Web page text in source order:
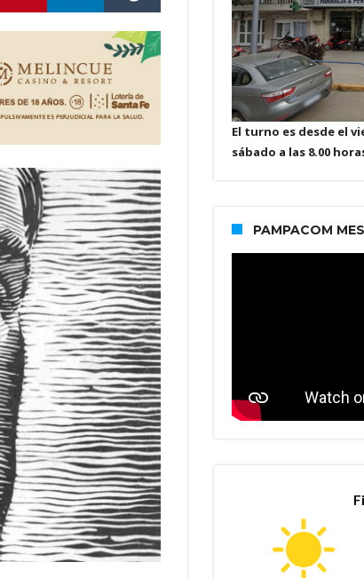
El turno es desde el
sábado a las 8.00
PAMPACOM